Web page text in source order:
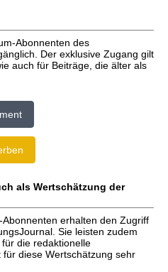
Abonnenten des
Der exklusive Zugang gilt
auch für Beiträge, die älter als
als Wertschätzung der
erhalten den Zugriff
Sie leisten zudem
die redaktionelle
diese Wertschätzung sehr